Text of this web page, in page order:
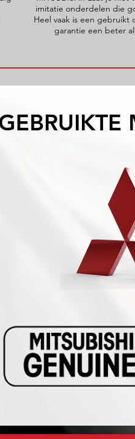
imitatie onderdelen die
Heel vaak is een gebruikt
garantie een beter